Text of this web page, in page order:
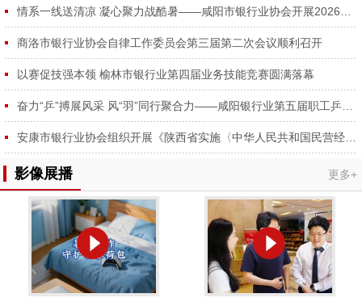
商洛市银行业协会自律工作委员会第三届第二次会议顺利召开
以赛促技强本领 榆林市银行业第四届业务技能竞赛圆满落幕
影像展播 更多+